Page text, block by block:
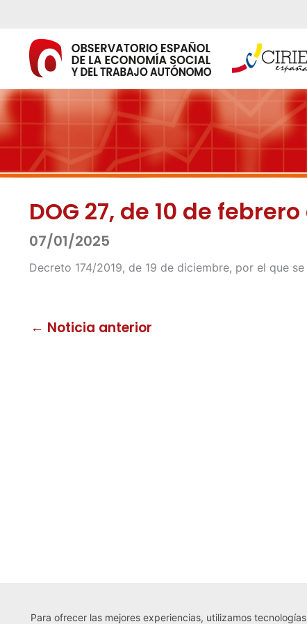
contenido
DOG 27, de 10 de
07/01/2025
Decreto 174/2019, de 19 de diciembre, por el que
← Noticia anterior
Para ofrecer las mejores experiencias, utilizamos